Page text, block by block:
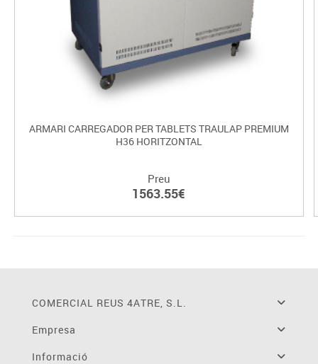
ARMARI CARREGADOR PER TABLETS TRAULAP PREMIUM
H36 HORITZONTAL
Preu
1563.55€
COMERCIAL REUS 4ATRE, S.L.
Empresa
Informació